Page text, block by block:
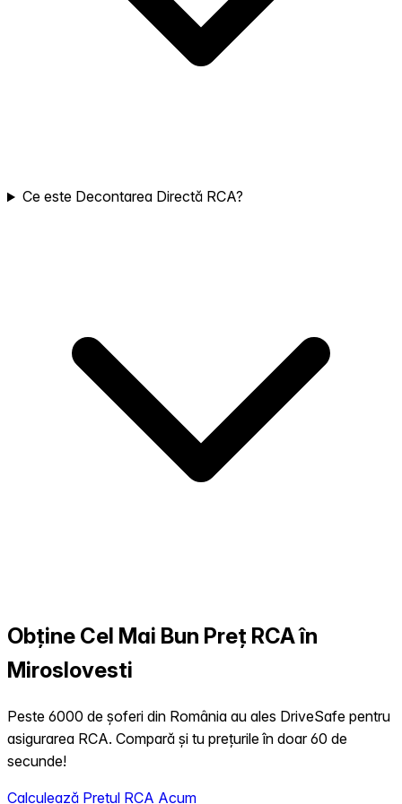
Ce este Decontarea Directă RCA?
Obține Cel Mai Bun Preț RCA în
Miroslovesti
Peste 6000 de șoferi din România au ales DriveSafe pentru
asigurarea RCA. Compară și tu prețurile în doar 60 de
secunde!
Calculează Prețul RCA Acum